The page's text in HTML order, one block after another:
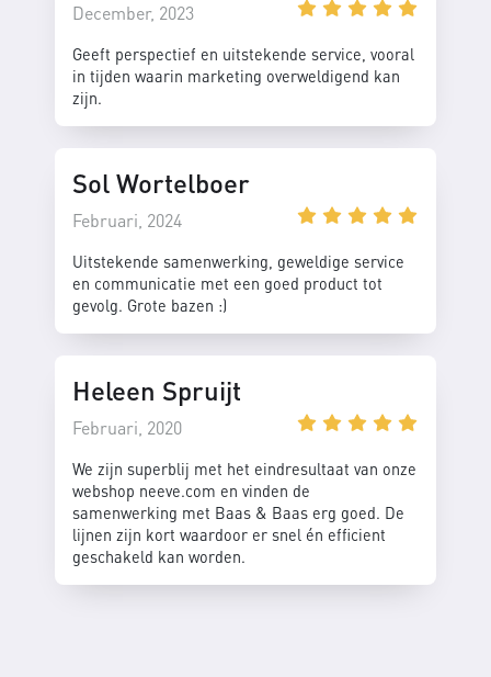
December, 2023
Geeft perspectief en uitstekende service, vooral
in tijden waarin marketing overweldigend kan
zijn.
Sol Wortelboer
Februari, 2024
Uitstekende samenwerking, geweldige service
en communicatie met een goed product tot
gevolg. Grote bazen :)
Heleen Spruijt
Februari, 2020
We zijn superblij met het eindresultaat van onze
webshop neeve.com en vinden de
samenwerking met Baas & Baas erg goed. De
lijnen zijn kort waardoor er snel én efficient
geschakeld kan worden.